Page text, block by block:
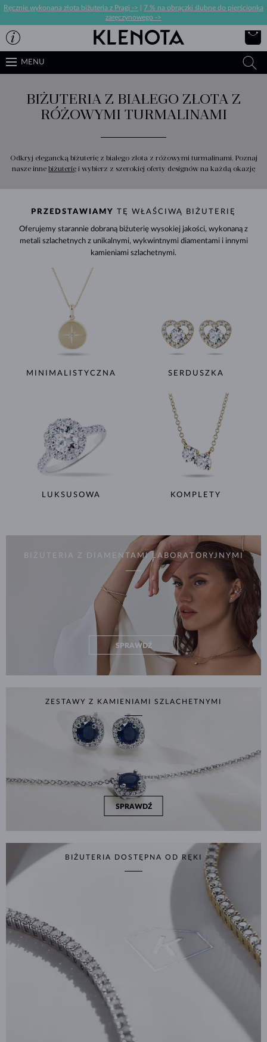
Ręcznie wykonana złota biżuteria z Pragi ->
7 % na obrączki ślubne do pierścionka
zaręczynowego ->
MENU
BIŻUTERIA Z BIAŁEGO ZŁOTA Z
RÓŻOWYMI TURMALINAMI
Odkryj elegancką biżuterię z białego złota z różowymi turmalinami. Poznaj
nasze inne biżuterię i wybierz z szerokiej oferty designów na każdą okazję
PRZEDSTAWIAMY TĘ WŁAŚCIWĄ BIŻUTERIĘ
Oferujemy starannie dobraną biżuterię wysokiej jakości, wykonaną z
metali szlachetnych z unikalnymi, wykwintnymi diamentami i innymi
kamieniami szlachetnymi.
MINIMALISTYCZNA SERDUSZKA
LUKSUSOWA KOMPLETY
BIŻUTERIA Z DIAMENTAMI LABORATORYJNYMI
SPRAWDŹ
ZESTAWY Z KAMIENIAMI SZLACHETNYMI
SPRAWDŹ
BIŻUTERIA DOSTĘPNA OD RĘKI